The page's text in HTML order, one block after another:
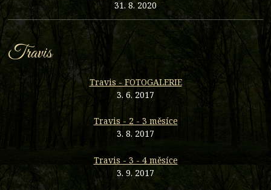
31. 8. 2020
Travis
Travis - FOTOGALERIE
3. 6. 2017
Travis - 2 - 3 měsíce
3. 8. 2017
Travis - 3 - 4 měsíce
3. 9. 2017